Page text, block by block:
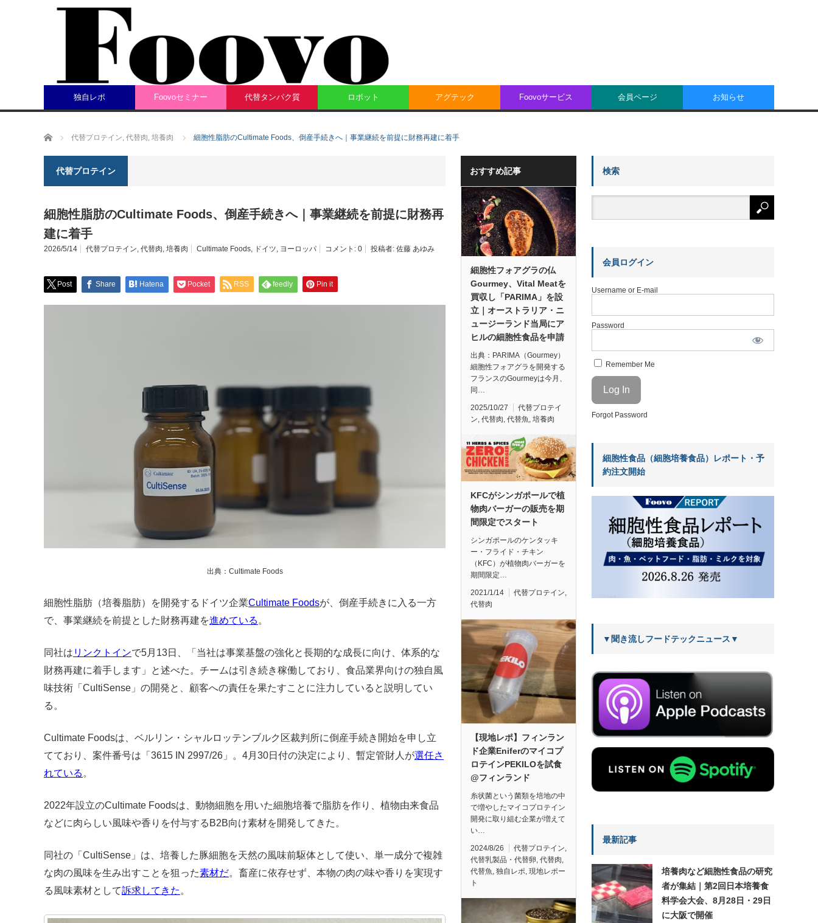
独自レポ Foovoセミナー 代替タンパク質 ロボット アグテック Foovoサービス 会員ページ お知らせ
ホーム 代替プロテイン, 代替肉, 培養肉 細胞性脂肪のCultimate Foods、倒産手続きへ｜事業継続を前提に財務再建に着手
代替プロテイン
細胞性脂肪のCultimate Foods、倒産手続きへ｜事業継続を前提に財務再
建に着手
2026/5/14 代替プロテイン, 代替肉, 培養肉 Cultimate Foods, ドイツ, ヨーロッパ コメント: 0 投稿者: 佐藤 あゆみ
Post Share Hatena Pocket RSS feedly Pin it
出典：Cultimate Foods
細胞性脂肪（培養脂肪）を開発するドイツ企業Cultimate Foodsが、倒産手続きに入る一方
で、事業継続を前提とした財務再建を進めている 。
同社は リンクトインで5月13日、「当社は事業基盤の強化と長期的な成長に向け、体系的な
財務再建に着手します」と述べた。チームは引き続き稼働しており、食品業界向けの独自風
味技術「CultiSense」の開発と、顧客への責任を果たすことに注力していると説明してい
る。
Cultimate Foodsは、ベルリン・シャルロッテンブルク区裁判所に倒産手続き開始を申し立
てており、案件番号は「3615 IN 2997/26」。4月30日付の決定により、暫定管財人が選任さ
れている 。
2022年設立のCultimate Foodsは、動物細胞を用いた細胞培養で脂肪を作り、植物由来食品
などに肉らしい風味や香りを付与するB2B向け素材を開発してきた。
同社の「CultiSense」は、培養した豚細胞を天然の風味前駆体として使い、単一成分で複雑
な肉の風味を生み出すことを狙った素材だ。畜産に依存せず、本物の肉の味や香りを実現す
る風味素材として訴求してきた 。
おすすめ記事
細胞性フォアグラの仏
Gourmey、Vital Meatを
買収し「PARIMA」を設
立｜オーストラリア・ニ
ュージーランド当局にア
ヒルの細胞性食品を申請
出典：PARIMA（Gourmey）
細胞性フォアグラを開発する
フランスのGourmeyは今月、
同…
2025/10/27
代替プロテイ
ン, 代替肉, 代替魚, 培養肉
KFCがシンガポールで植
物肉バーガーの販売を期
間限定でスタート
シンガポールのケンタッキ
ー・フライド・チキン
（KFC）が植物肉バーガーを
期間限定…
2021/1/14 代替プロテイン,
代替肉
【現地レポ】フィンラン
ド企業Eniferのマイコプ
ロテインPEKILOを試食
@フィンランド
糸状菌という菌類を培地の中
で増やしたマイコプロテイン
開発に取り組む企業が増えて
い…
2024/8/26 代替プロテイン,
代替乳製品・代替卵, 代替肉,
代替魚, 独自レポ, 現地レポー
ト
検索
会員ログイン
Username or E-mail
Password
Remember Me
Forgot Password
細胞性食品（細胞培養食品）レポート・予
約注文開始
▼聞き流しフードテックニュース▼
最新記事
培養肉など細胞性食品の研究
者が集結｜第2回日本培養食
料学会大会、8月28日・29日
に大阪で開催